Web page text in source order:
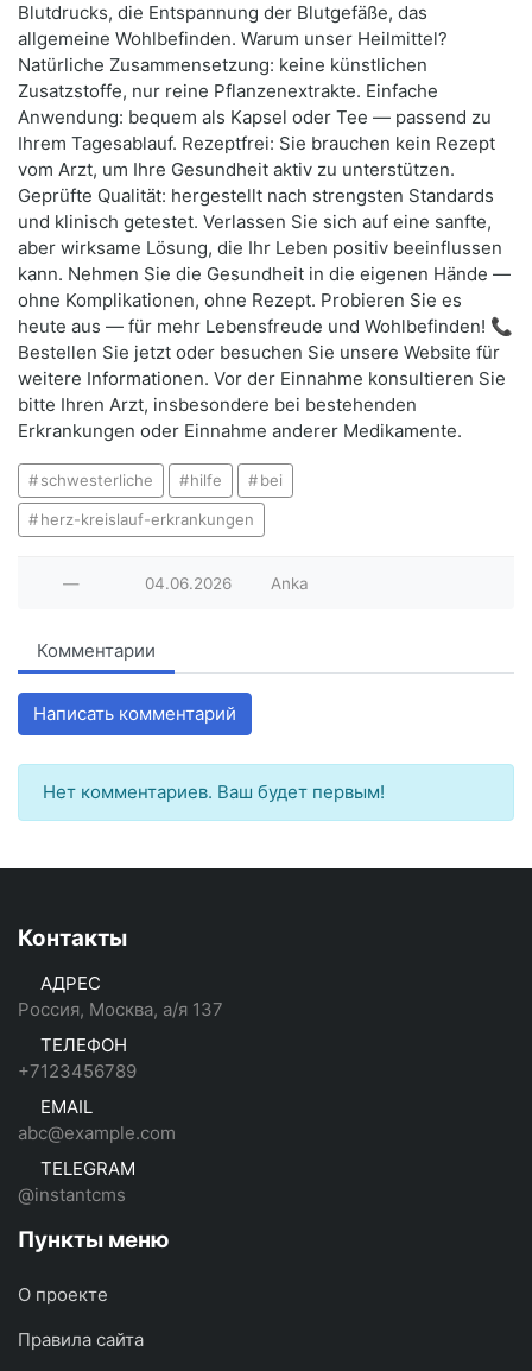
Blutdrucks, die Entspannung der Blutgefäße, das
allgemeine Wohlbefinden. Warum unser Heilmittel?
Natürliche Zusammensetzung: keine künstlichen
Zusatzstoffe, nur reine Pflanzenextrakte. Einfache
Anwendung: bequem als Kapsel oder Tee — passend zu
Ihrem Tagesablauf. Rezeptfrei: Sie brauchen kein Rezept
vom Arzt, um Ihre Gesundheit aktiv zu unterstützen.
Geprüfte Qualität: hergestellt nach strengsten Standards
und klinisch getestet. Verlassen Sie sich auf eine sanfte,
aber wirksame Lösung, die Ihr Leben positiv beeinflussen
kann. Nehmen Sie die Gesundheit in die eigenen Hände —
ohne Komplikationen, ohne Rezept. Probieren Sie es
heute aus — für mehr Lebensfreude und Wohlbefinden! 📞
Bestellen Sie jetzt oder besuchen Sie unsere Website für
weitere Informationen. Vor der Einnahme konsultieren Sie
bitte Ihren Arzt, insbesondere bei bestehenden
Erkrankungen oder Einnahme anderer Medikamente.
schwesterliche hilfe bei
herz-kreislauf-erkrankungen
— 04.06.2026 Anka
Комментарии
Написать комментарий
Нет комментариев. Ваш будет первым!
Контакты
АДРЕС
Россия, Москва, а/я 137
ТЕЛЕФОН
+7123456789
EMAIL
abc@example.com
TELEGRAM
@instantcms
Пункты меню
О проекте
Правила сайта